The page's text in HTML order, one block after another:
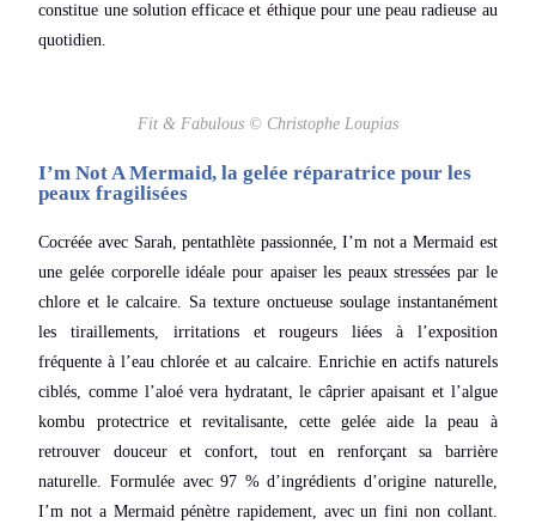
constitue une solution efficace et éthique pour une peau radieuse au
quotidien.
Fit & Fabulous © Christophe Loupias
I’m Not A Mermaid, la gelée réparatrice pour les
peaux fragilisées
Cocréée avec Sarah, pentathlète passionnée, I’m not a Mermaid est
une gelée corporelle idéale pour apaiser les peaux stressées par le
chlore et le calcaire. Sa texture onctueuse soulage instantanément
les tiraillements, irritations et rougeurs liées à l’exposition
fréquente à l’eau chlorée et au calcaire. Enrichie en actifs naturels
ciblés, comme l’aloé vera hydratant, le câprier apaisant et l’algue
kombu protectrice et revitalisante, cette gelée aide la peau à
retrouver douceur et confort, tout en renforçant sa barrière
naturelle. Formulée avec 97 % d’ingrédients d’origine naturelle,
I’m not a Mermaid pénètre rapidement, avec un fini non collant.